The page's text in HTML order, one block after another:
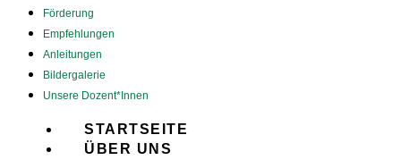
Förderung
Empfehlungen
Anleitungen
Bildergalerie
Unsere Dozent*Innen
STARTSEITE
ÜBER UNS